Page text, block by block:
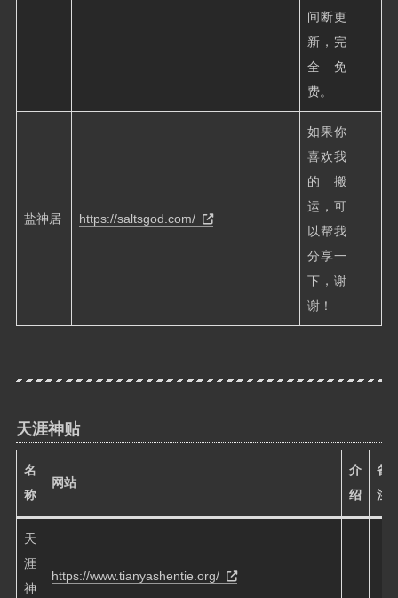
间断更
新，完
全免
费。
盐神居 https://saltsgod.com/
如果你
喜欢我
的搬
运，可
以帮我
分享一
下，谢
谢！
天涯神贴
名
称
网站
介
绍
备
注
天
涯
神
https://www.tianyashentie.org/